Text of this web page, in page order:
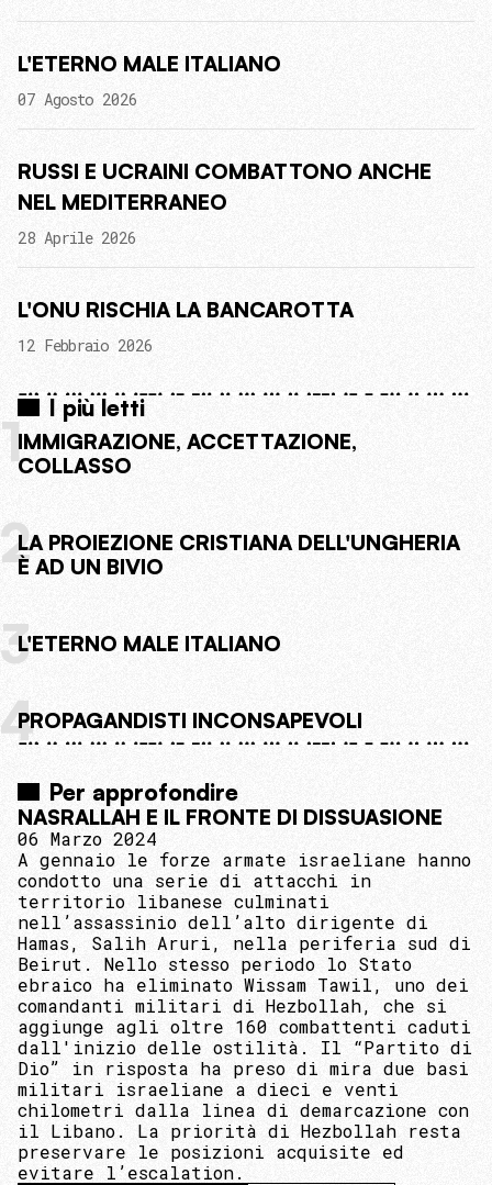
L'ETERNO MALE ITALIANO
07 Agosto 2026
RUSSI E UCRAINI COMBATTONO ANCHE
NEL MEDITERRANEO
28 Aprile 2026
L'ONU RISCHIA LA BANCAROTTA
12 Febbraio 2026
I più letti
1IMMIGRAZIONE, ACCETTAZIONE,
COLLASSO
2LA PROIEZIONE CRISTIANA DELL'UNGHERIA
È AD UN BIVIO
3L'ETERNO MALE ITALIANO
4PROPAGANDISTI INCONSAPEVOLI
Per approfondire
NASRALLAH E IL FRONTE DI DISSUASIONE
06 Marzo 2024
A gennaio le forze armate israeliane hanno
condotto una serie di attacchi in
territorio libanese culminati
nell’assassinio dell’alto dirigente di
Hamas, Salih Aruri, nella periferia sud di
Beirut. Nello stesso periodo lo Stato
ebraico ha eliminato Wissam Tawil, uno dei
comandanti militari di Hezbollah, che si
aggiunge agli oltre 160 combattenti caduti
dall'inizio delle ostilità. Il “Partito di
Dio” in risposta ha preso di mira due basi
militari israeliane a dieci e venti
chilometri dalla linea di demarcazione con
il Libano. La priorità di Hezbollah resta
preservare le posizioni acquisite ed
evitare l’escalation.